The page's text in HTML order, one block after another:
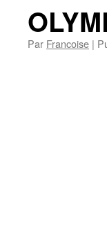
Par Francoise |